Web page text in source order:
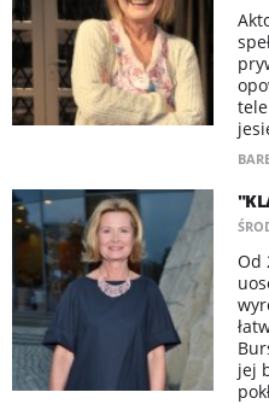
Od
jej